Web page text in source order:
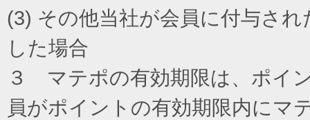
(3) その他当社が会員に付与さ
した場合
３ マテポの有効期限は、ポイ
員がポイントの有効期限内にマ